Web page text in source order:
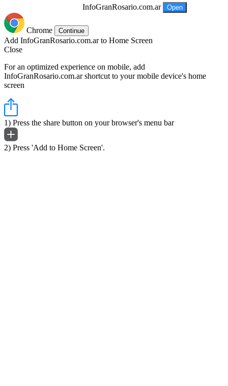
InfoGranRosario.com.ar Open
Chrome Continue
Add InfoGranRosario.com.ar to Home Screen
Close
For an optimized experience on mobile, add
InfoGranRosario.com.ar shortcut to your mobile device's home
screen
1) Press the share button on your browser's menu bar
2) Press 'Add to Home Screen'.